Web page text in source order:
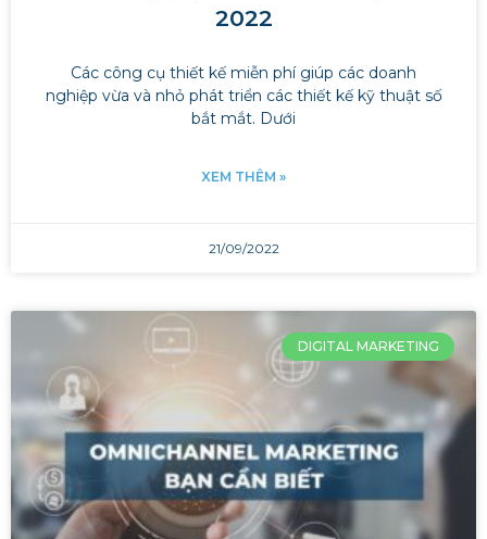
2022
Các công cụ thiết kế miễn phí giúp các doanh
nghiệp vừa và nhỏ phát triển các thiết kế kỹ thuật số
bắt mắt. Dưới
XEM THÊM »
21/09/2022
DIGITAL MARKETING